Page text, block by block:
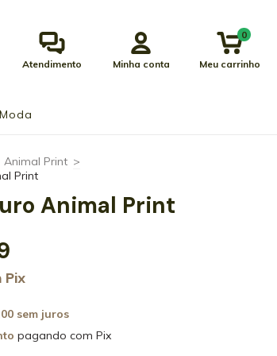
Atendimento Minha conta Meu carrinho
0
Animal Print >
Print
Animal Print
Pix
sem juros
pagando com Pix